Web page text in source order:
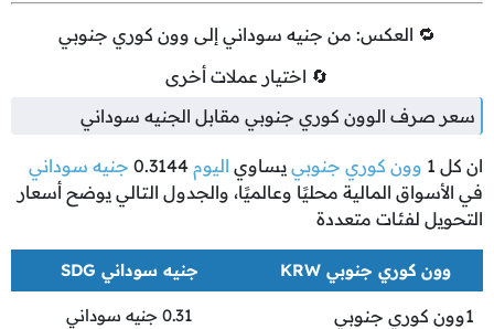
🔁 العكس: من جنيه سوداني إلى وون كوري جنوبي
🔄 اختيار عملات أخرى
سعر صرف الوون كوري جنوبي مقابل الجنيه سوداني
ان كل 1 وون كوري جنوبي يساوي اليوم 0.3144 جنيه سوداني
في الأسواق المالية محليًا وعالميًا، والجدول التالي يوضح أسعار
التحويل لفئات متعددة
وون كوري جنوبي KRW جنيه سوداني SDG
1وون كوري جنوبي 0.31 جنيه سوداني